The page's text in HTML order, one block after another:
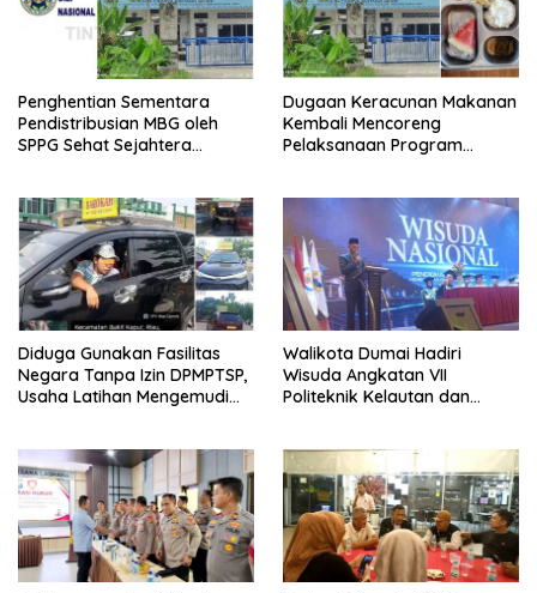
Penghentian Sementara
Pendistribusian MBG oleh
SPPG Sehat Sejahtera
Dugaan Keracunan Makanan
Kembali Mencoreng
Pelaksanaan Program
Bersama Kota Dumai
Diduga Gunakan Fasilitas
Negara Tanpa Izin DPMPTSP,
Usaha Latihan Mengemudi
Walikota Dumai Hadiri
Wisuda Angkatan VII
Politeknik Kelautan dan